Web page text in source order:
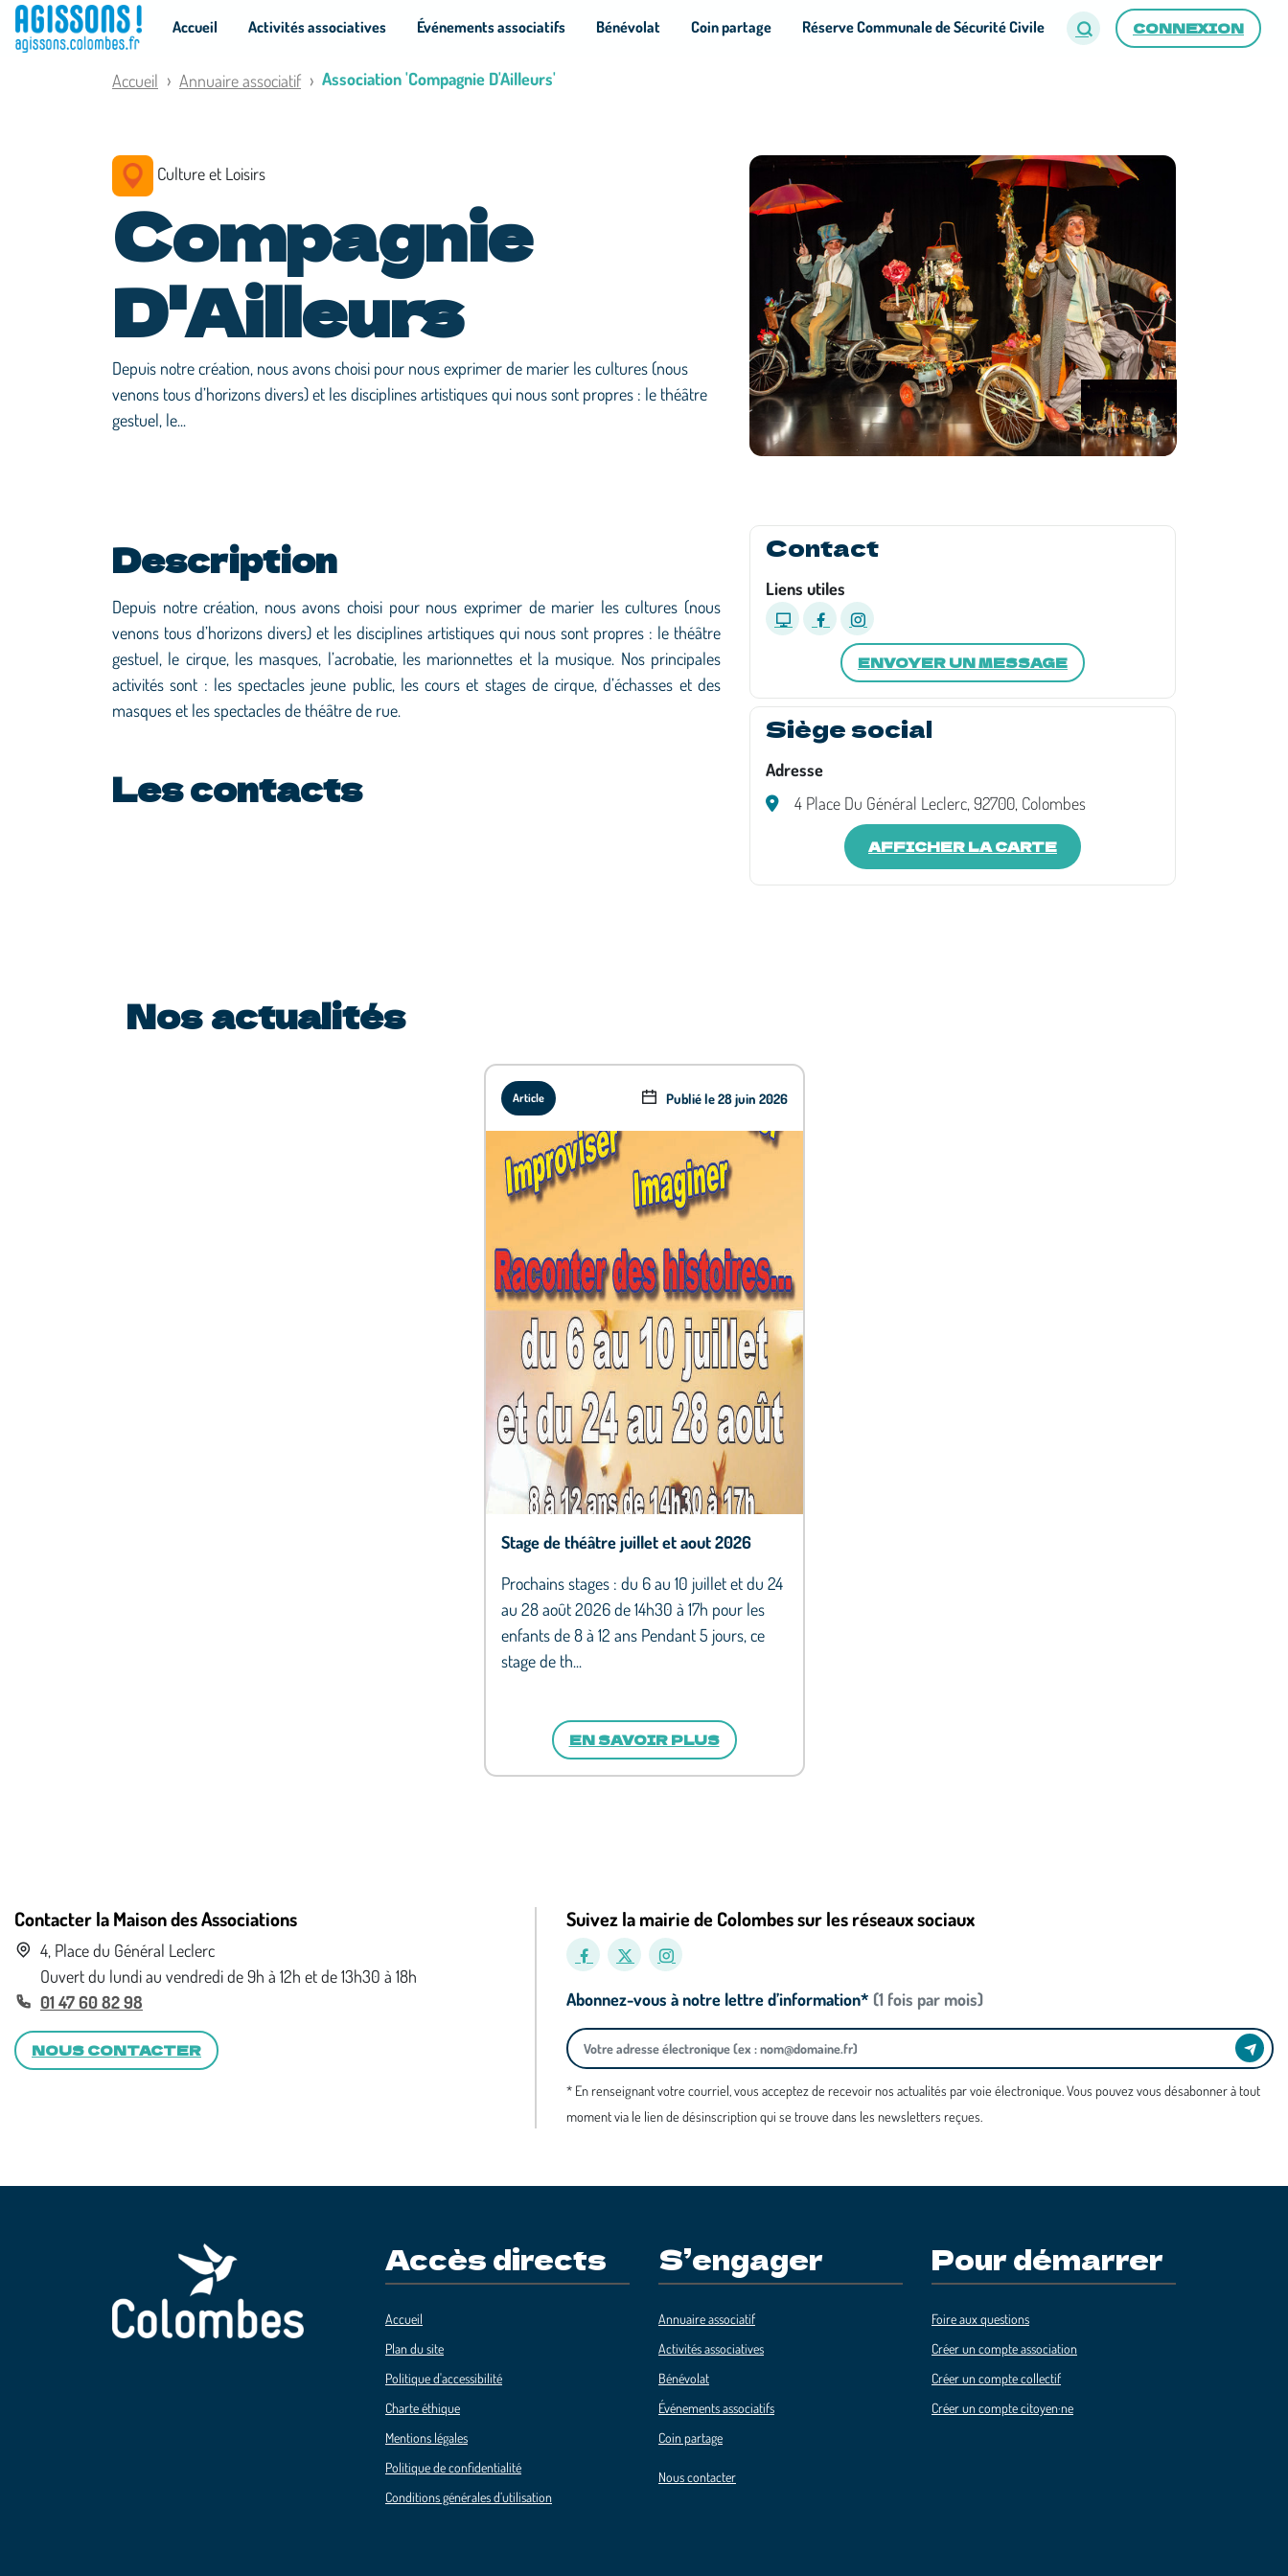
CONNEXION
Accueil Activités associatives Événements associatifs Bénévolat Coin partage Réserve Communale de Sécurité Civile
Accueil Annuaire associatif Association 'Compagnie D'Ailleurs'
Culture et Loisirs
Compagnie
D'Ailleurs
Depuis notre création, nous avons choisi pour nous exprimer de marier les cultures (nous
venons tous d’horizons divers) et les disciplines artistiques qui nous sont propres : le théâtre
gestuel, le...
Description
Depuis notre création, nous avons choisi pour nous exprimer de marier les cultures (nous
venons tous d’horizons divers) et les disciplines artistiques qui nous sont propres : le théâtre
gestuel, le cirque, les masques, l’acrobatie, les marionnettes et la musique. Nos principales
activités sont : les spectacles jeune public, les cours et stages de cirque, d’échasses et des
masques et les spectacles de théâtre de rue.
Les contacts
Contact
Liens utiles
ENVOYER UN MESSAGE
Siège social
Adresse
4 Place Du Général Leclerc, 92700, Colombes
AFFICHER LA CARTE
Nos actualités
Article Publié le 28 juin 2026
Stage de théâtre juillet et aout 2026
Prochains stages : du 6 au 10 juillet et du 24
au 28 août 2026 de 14h30 à 17h pour les
enfants de 8 à 12 ans Pendant 5 jours, ce
stage de th...
EN SAVOIR PLUS
Contacter la Maison des Associations
4, Place du Général Leclerc
Ouvert du lundi au vendredi de 9h à 12h et de 13h30 à 18h
01 47 60 82 98
NOUS CONTACTER
Suivez la mairie de Colombes sur les réseaux sociaux
Abonnez-vous à notre lettre d’information* (1 fois par mois)
* En renseignant votre courriel, vous acceptez de recevoir nos actualités par voie électronique. Vous pouvez vous désabonner à tout
moment via le lien de désinscription qui se trouve dans les newsletters reçues.
Accès directs
Accueil
Plan du site
Politique d'accessibilité
Charte éthique
Mentions légales
Politique de confidentialité
Conditions générales d’utilisation
S’engager
Annuaire associatif
Activités associatives
Bénévolat
Événements associatifs
Coin partage
Nous contacter
Pour démarrer
Foire aux questions
Créer un compte association
Créer un compte collectif
Créer un compte citoyen·ne
Panneau de gestion des cookies